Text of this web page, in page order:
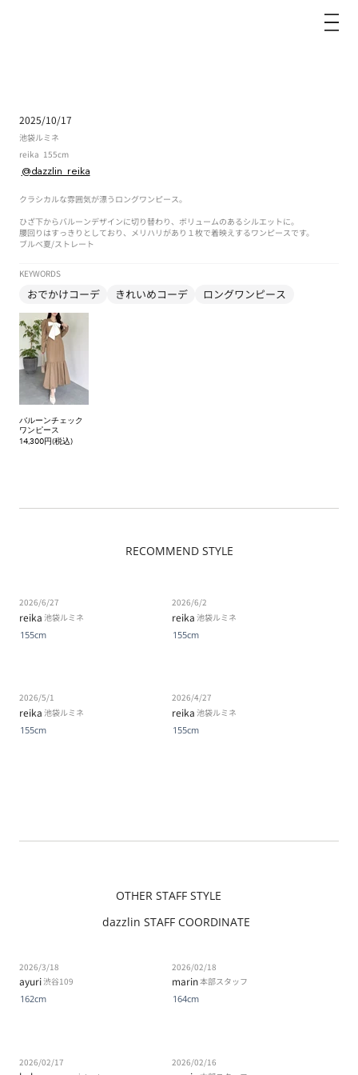
2025/10/17
池袋ルミネ
reika 155cm
@dazzlin_reika
ブルべ夏/ストレート
クラシカルな雰囲気が漂うロングワンピース。
ひざ下からバルーンデザインに切り替わり、ボリュームのあるシルエットに。
腰回りはすっきりとしており、メリハリがあり１枚で着映えするワンピースです。
KEYWORDS
おでかけコーデ きれいめコーデ ロングワンピース
バルーンチェック
ワンピース
14,300円(税込)
RECOMMEND STYLE
reika 池袋ルミネ
2026/6/27
155cm
reika 池袋ルミネ
2026/6/2
155cm
reika 池袋ルミネ
2026/5/1
155cm
reika 池袋ルミネ
2026/4/27
155cm
OTHER STAFF STYLE
dazzlin STAFF COORDINATE
ayuri渋谷109
2026/3/18
162cm
marin本部スタッフ
2026/02/18
164cm
2026/02/17 2026/02/16